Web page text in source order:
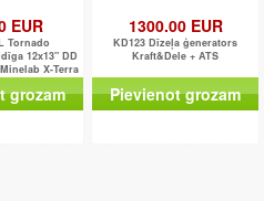
EUR
Tornado
12x13" DD
X-Terra
705
grozam
1300.00 EUR
KD123 Dīzeļa ģenerators
Kraft&Dele + ATS
Pievienot grozam